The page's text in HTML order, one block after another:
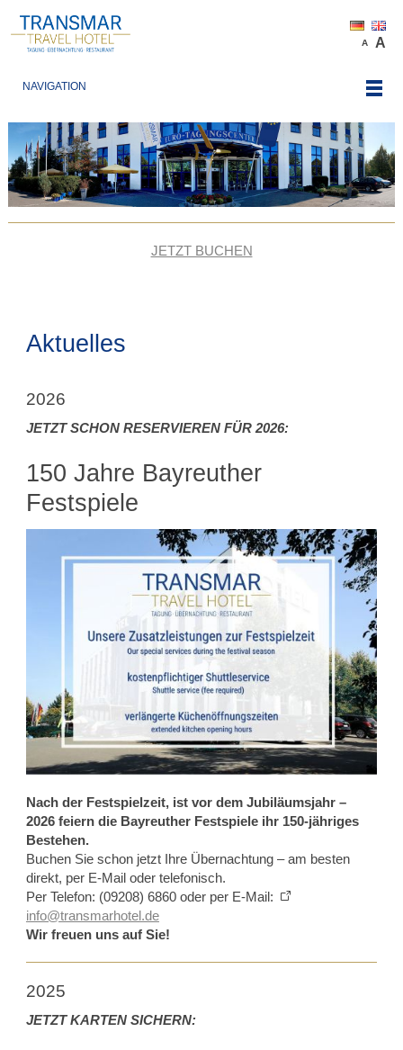
A A
NAVIGATION
JETZT BUCHEN
Aktuelles
2026
JETZT SCHON RESERVIEREN FÜR 2026:
150 Jahre Bayreuther
Festspiele
Nach der Festspielzeit, ist vor dem Jubiläumsjahr –
2026 feiern die Bayreuther Festspiele ihr 150-jähriges
Bestehen.
Buchen Sie schon jetzt Ihre Übernachtung – am besten
direkt, per E-Mail oder telefonisch.
Per Telefon: (09208) 6860 oder per E-Mail:
info@transmarhotel.de
Wir freuen uns auf Sie!
2025
JETZT KARTEN SICHERN: